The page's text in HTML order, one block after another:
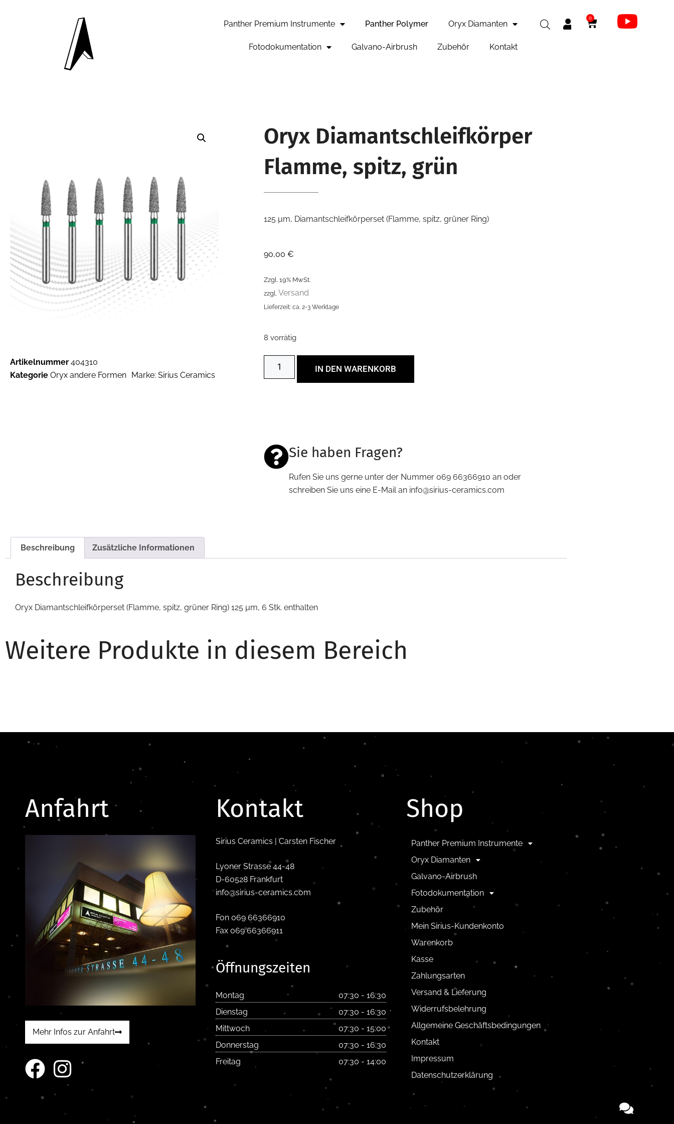
Panther Premium Instrumente Panther Polymer Oryx Diamanten
Fotodokumentation Galvano-Airbrush Zubehör Kontakt
0
Artikelnummer 404310
Kategorie Oryx andere Formen Marke: Sirius Ceramics
Oryx Diamantschleifkörper
Flamme, spitz, grün
125 µm, Diamantschleifkörperset (Flamme, spitz, grüner Ring)
90,00 €
Zzgl. 19% MwSt.
zzgl. Versand
Lieferzeit: ca. 2-3 Werktage
8 vorrätig
IN DEN WARENKORB
Sie haben Fragen?
Rufen Sie uns gerne unter der Nummer 069 66366910 an oder
schreiben Sie uns eine E-Mail an info@sirius-ceramics.com
Beschreibung Zusätzliche Informationen
Beschreibung
Oryx Diamantschleifkörperset (Flamme, spitz, grüner Ring) 125 µm, 6 Stk. enthalten
Weitere Produkte in diesem Bereich
Anfahrt
Mehr Infos zur Anfahrt
Kontakt
Sirius Ceramics | Carsten Fischer
Lyoner Strasse 44-48
D-60528 Frankfurt
info@sirius-ceramics.com
Fon 069 66366910
Fax 069 66366911
Öffnungszeiten
Montag
07:30 - 16:30
Dienstag
07:30 - 16:30
Mittwoch
07:30 - 15:00
Donnerstag
07:30 - 16:30
Freitag
07:30 - 14:00
Shop
Panther Premium Instrumente
Oryx Diamanten
Galvano-Airbrush
Fotodokumentation
Zubehör
Mein Sirius-Kundenkonto
Warenkorb
Kasse
Zahlungsarten
Versand & Lieferung
Widerrufsbelehrung
Allgemeine Geschäftsbedingungen
Kontakt
Impressum
Datenschutzerklärung